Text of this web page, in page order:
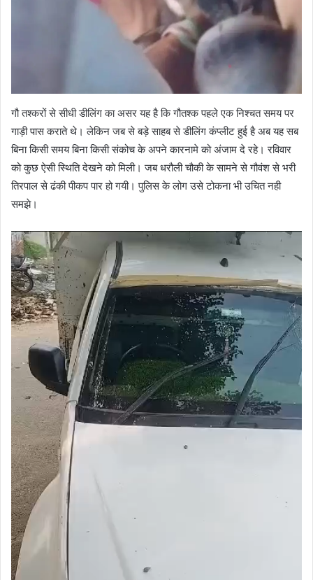
गौ तश्करों से सीधी डीलिंग का असर यह है कि गौतश्क पहले एक निश्चत समय पर
गाड़ी पास कराते थे। लेकिन जब से बड़े साहब से डीलिंग कंप्लीट हुई है अब यह सब
बिना किसी समय बिना किसी संकोच के अपने कारनामे को अंजाम दे रहे। रविवार
को कुछ ऐसी स्थिति देखने को मिली। जब धरौली चौकी के सामने से गौवंश से भरी
तिरपाल से ढंकी पीकप पार हो गयी। पुलिस के लोग उसे टोकना भी उचित नही
समझे।